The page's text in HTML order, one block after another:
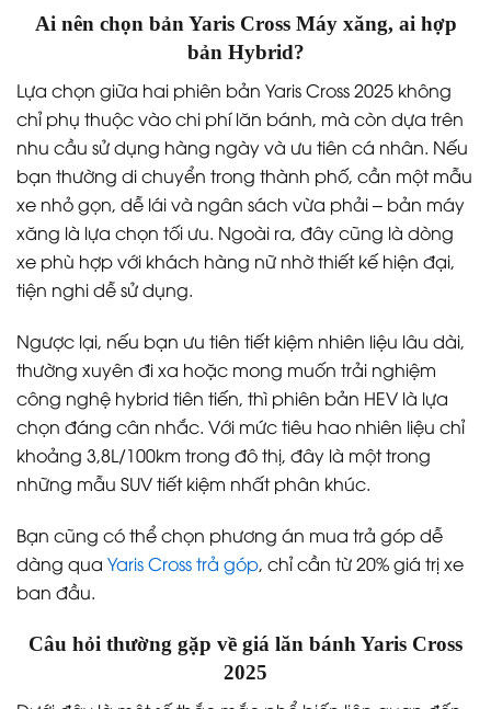
Ai nên chọn bản Yaris Cross Máy xăng, ai hợp
bản Hybrid?
Lựa chọn giữa hai phiên bản Yaris Cross 2025 không
chỉ phụ thuộc vào chi phí lăn bánh, mà còn dựa trên
nhu cầu sử dụng hàng ngày và ưu tiên cá nhân. Nếu
bạn thường di chuyển trong thành phố, cần một mẫu
xe nhỏ gọn, dễ lái và ngân sách vừa phải – bản máy
xăng là lựa chọn tối ưu. Ngoài ra, đây cũng là dòng
xe phù hợp với khách hàng nữ nhờ thiết kế hiện đại,
tiện nghi dễ sử dụng.
Ngược lại, nếu bạn ưu tiên tiết kiệm nhiên liệu lâu dài,
thường xuyên đi xa hoặc mong muốn trải nghiệm
công nghệ hybrid tiên tiến, thì phiên bản HEV là lựa
chọn đáng cân nhắc. Với mức tiêu hao nhiên liệu chỉ
khoảng 3,8L/100km trong đô thị, đây là một trong
những mẫu SUV tiết kiệm nhất phân khúc.
Bạn cũng có thể chọn phương án mua trả góp dễ
dàng qua Yaris Cross trả góp, chỉ cần từ 20% giá trị xe
ban đầu.
Câu hỏi thường gặp về giá lăn bánh Yaris Cross
2025